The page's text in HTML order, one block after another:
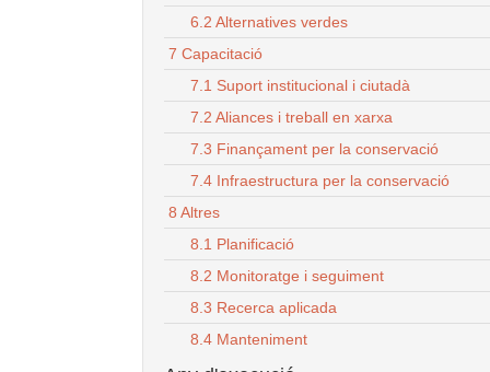
6.2 Alternatives verdes
7 Capacitació
7.1 Suport institucional i ciutadà
7.2 Aliances i treball en xarxa
7.3 Finançament per la conservació
7.4 Infraestructura per la conservació
8 Altres
8.1 Planificació
8.2 Monitoratge i seguiment
8.3 Recerca aplicada
8.4 Manteniment